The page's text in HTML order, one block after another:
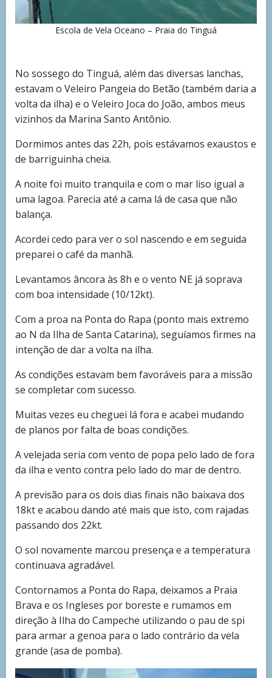
Escola de Vela Oceano – Praia do Tinguá
No sossego do Tinguá, além das diversas lanchas,
estavam o Veleiro Pangeia do Betão (também daria a
volta da ilha) e o Veleiro Joca do João, ambos meus
vizinhos da Marina Santo Antônio.
Dormimos antes das 22h, pois estávamos exaustos e
de barriguinha cheia.
A noite foi muito tranquila e com o mar liso igual a
uma lagoa. Parecia até a cama lá de casa que não
balança.
Acordei cedo para ver o sol nascendo e em seguida
preparei o café da manhã.
Levantamos âncora às 8h e o vento NE já soprava
com boa intensidade (10/12kt).
Com a proa na Ponta do Rapa (ponto mais extremo
ao N da Ilha de Santa Catarina), seguíamos firmes na
intenção de dar a volta na ilha.
As condições estavam bem favoráveis para a missão
se completar com sucesso.
Muitas vezes eu cheguei lá fora e acabei mudando
de planos por falta de boas condições.
A velejada seria com vento de popa pelo lado de fora
da ilha e vento contra pelo lado do mar de dentro.
A previsão para os dois dias finais não baixava dos
18kt e acabou dando até mais que isto, com rajadas
passando dos 22kt.
O sol novamente marcou presença e a temperatura
continuava agradável.
Contornamos a Ponta do Rapa, deixamos a Praia
Brava e os Ingleses por boreste e rumamos em
direção à Ilha do Campeche utilizando o pau de spi
para armar a genoa para o lado contrário da vela
grande (asa de pomba).